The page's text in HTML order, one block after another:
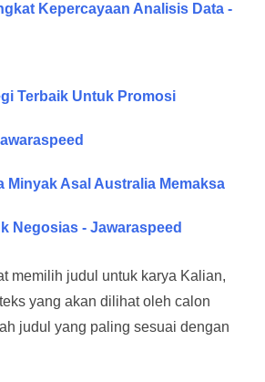
Kepercayaan Analisis Data -
Terbaik Untuk Promosi
Minyak Asal Australia Memaksa
Negosias - Jawaraspeed
memilih judul untuk karya Kalian,
yang akan dilihat oleh calon
judul yang paling sesuai dengan